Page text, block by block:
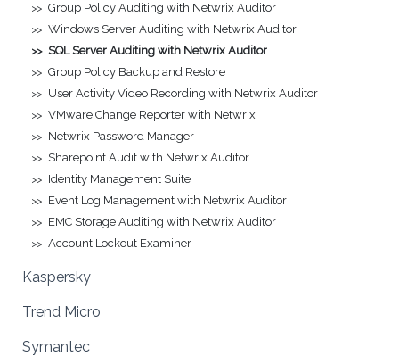
Group Policy Auditing with Netwrix Auditor
Windows Server Auditing with Netwrix Auditor
SQL Server Auditing with Netwrix Auditor
Group Policy Backup and Restore
User Activity Video Recording with Netwrix Auditor
VMware Change Reporter with Netwrix
Netwrix Password Manager
Sharepoint Audit with Netwrix Auditor
Identity Management Suite
Event Log Management with Netwrix Auditor
EMC Storage Auditing with Netwrix Auditor
Account Lockout Examiner
Kaspersky
Trend Micro
Symantec